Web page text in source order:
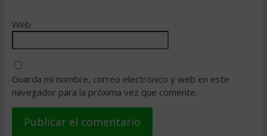
Web
Guarda mi nombre, correo electrónico y web en este
navegador para la próxima vez que comente.